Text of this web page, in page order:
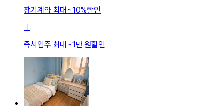
장기계약 최대~10%할인
ㅣ
즉시입주 최대~1만 원할인